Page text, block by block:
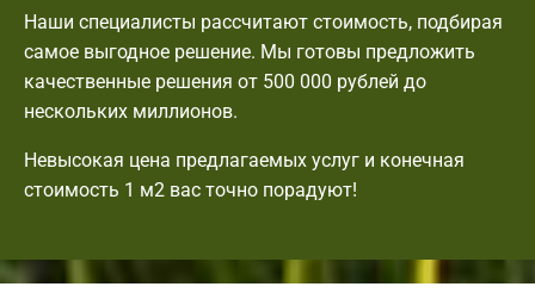
Наши специалисты рассчитают стоимость, подбирая
самое выгодное решение. Мы готовы предложить
качественные решения от 500 000 рублей до
нескольких миллионов.
Невысокая цена предлагаемых услуг и конечная
стоимость 1 м2 вас точно порадуют!